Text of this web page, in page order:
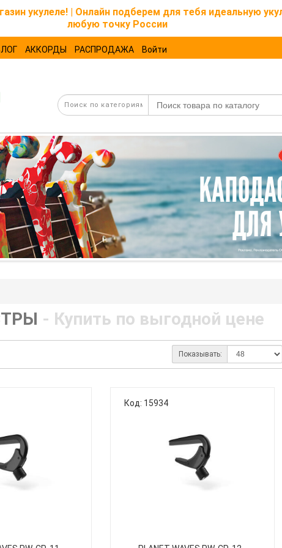
укулеле! | Онлайн подберем для тебя идеальную
любую точку России
АККОРДЫ РАСПРОДАЖА Войти
- Купить по выгодной цене
Показывать:
Код: 15934